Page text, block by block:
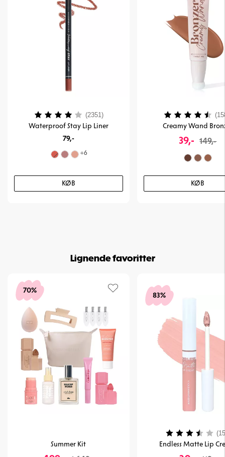
Waterproof Stay Lip Liner
79,-
+6
KØB
Vurdering: (2351) 4.0 ud af 5 stjerner
Creamy Wand
39,- 149,-
KØB
Vurdering:
Lignende favoritter
70%
Summer Kit
83%
Endless Matte Lip
Vurdering: